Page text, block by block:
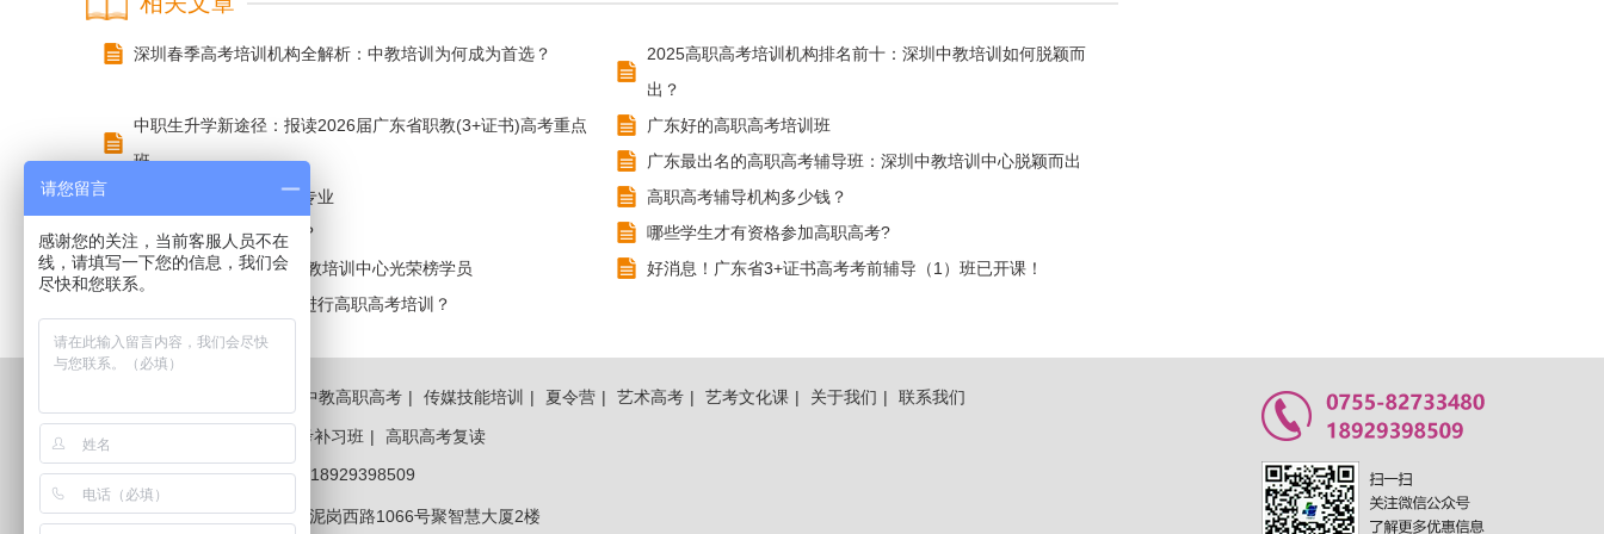
深圳春季高考培训机构全解析：中教培训为何成为首选？
2025高职高考培训机构排名前十：深圳中教培训如何脱颖而
出？
中职生升学新途径：报读2026届广东省职教(3+证书)高考重点
班
广东好的高职高考培训班
广东最出名的高职高考辅导班：深圳中教培训中心脱颖而出
高职高考辅导学校正规专业
高职高考辅导机构多少钱？
高职高考培训班哪家好？
哪些学生才有资格参加高职高考?
2022年高职高考培训中教培训中心光荣榜学员
好消息！广东省3+证书高考考前辅导（1）班已开课！
为什么要选择中教培训进行高职高考培训​？
重视和关注。为了提高...
高职高考辅导学校是专门
为想要参加高职高考的学
中教高职高考 | 传媒技能培训 | 夏令营 | 艺术高考 | 艺考文化课 | 关于我们 | 联系我们
广州高职高考 广东高职高考补习班 |
高职高考复读
咨询热线：0755-82733480 , 18929398509
招生报名地址：深圳市罗湖区泥岗西路1066号聚智慧大厦2楼
请您留言
感谢您的关注，当前客服人员不在
线，请填写一下您的信息，我们会
尽快和您联系。